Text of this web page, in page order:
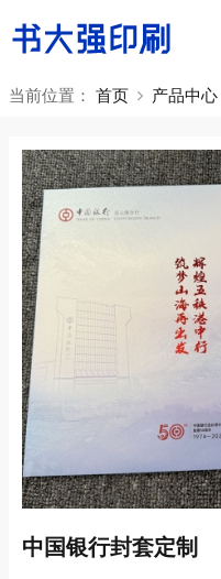
当前位置： 首页 产品中心
中国银行封套定制